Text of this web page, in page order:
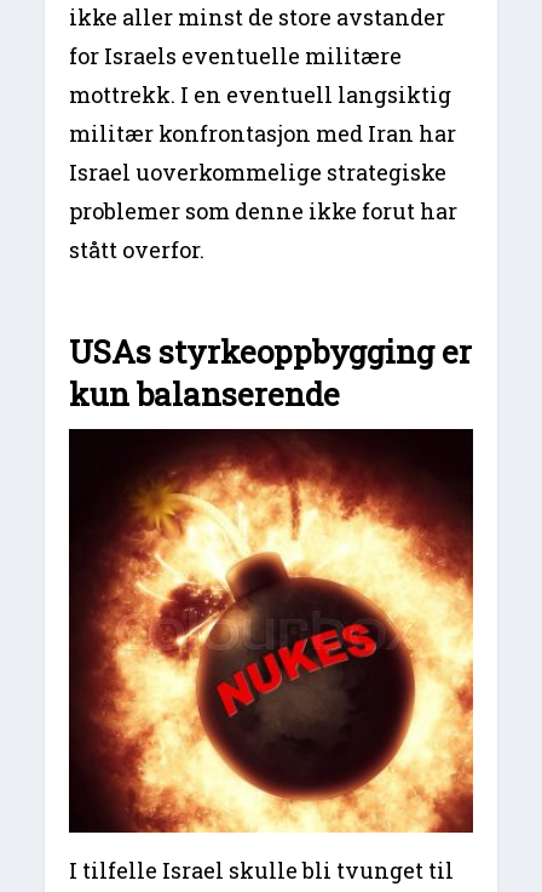
ikke aller minst de store avstander
for Israels eventuelle militære
mottrekk. I en eventuell langsiktig
militær konfrontasjon med Iran har
Israel uoverkommelige strategiske
problemer som denne ikke forut har
stått overfor.
USAs styrkeoppbygging er
kun balanserende
I tilfelle Israel skulle bli tvunget til